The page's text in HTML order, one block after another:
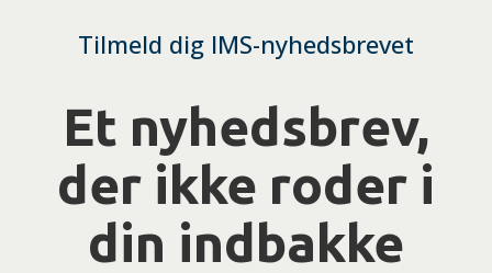
Tilmeld dig IMS-nyhedsbrevet
Et nyhedsbrev,
der ikke roder i
din indbakke